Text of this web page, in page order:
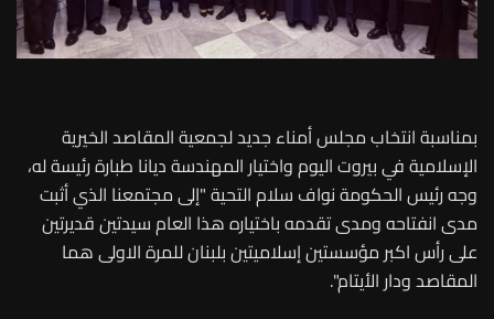
بمناسبة انتخاب مجلس أمناء جديد لجمعية المقاصد الخيرية
الإسلامية في بيروت اليوم واختيار المهندسة ديانا طبارة رئيسة له،
وجه رئيس الحكومة نواف سلام التحية "إلى مجتمعنا الذي أثبت
مدى انفتاحه ومدى تقدمه باختياره هذا العام سيدتين قديرتين
على رأس اكبر مؤسستين إسلاميتين بلبنان للمرة الاولى هما
المقاصد ودار الأيتام".